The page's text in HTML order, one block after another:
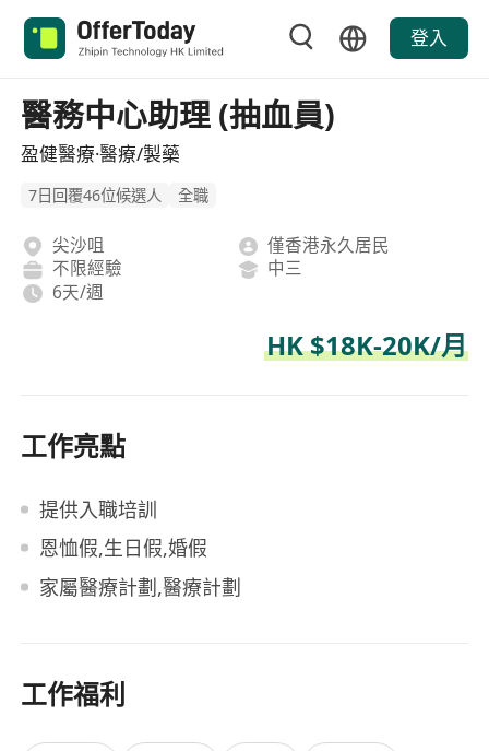
登入
醫務中心助理 (抽血員)
盈健醫療·醫療/製藥
7日回覆46位候選人 全職
尖沙咀
僅香港永久居民
不限經驗
中三
6天/週
HK $18K-20K/月
工作亮點
提供入職培訓
恩恤假,生日假,婚假
家屬醫療計劃,醫療計劃
工作福利